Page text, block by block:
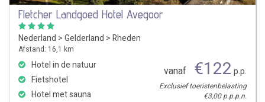
Fletcher Landgoed Hotel Avegoor
Nederland >Gelderland >Rheden
Afstand: 16,1 km
Hotel in de natuur
Fietshotel
Hotel met sauna
vanaf €122 p.p.
Exclusief toeristenbelasting
€3,00 p.p.p.n.